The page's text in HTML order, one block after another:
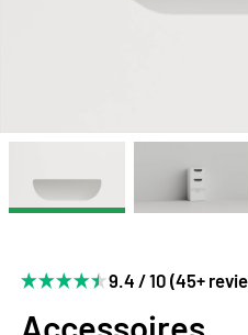
9.4 / 10 (45+
Accessoires